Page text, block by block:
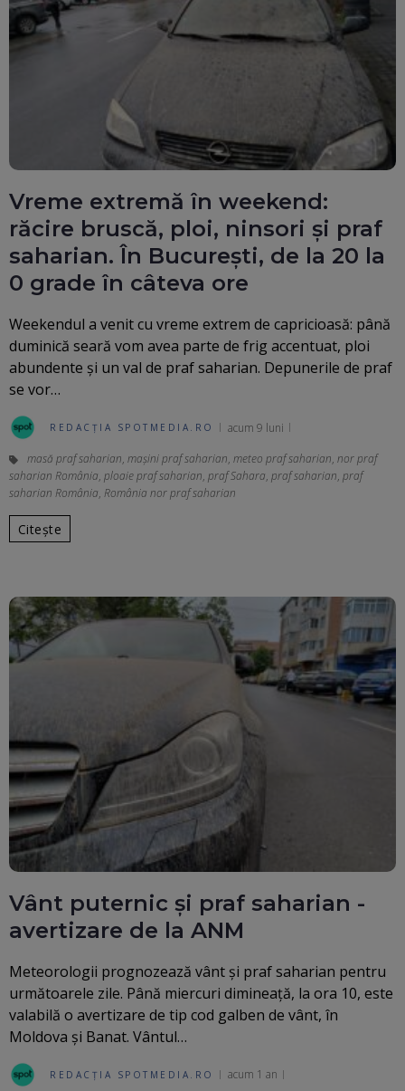
Vreme extremă în weekend:
răcire bruscă, ploi, ninsori și praf
saharian. În București, de la 20 la
0 grade în câteva ore
Weekendul a venit cu vreme extrem de capricioasă: până
duminică seară vom avea parte de frig accentuat, ploi
abundente și un val de praf saharian. Depunerile de praf
se vor…
REDACȚIA SPOTMEDIA.RO acum 9 luni
masă praf saharian, mașini praf saharian, meteo praf saharian, nor praf
saharian România, ploaie praf saharian, praf Sahara, praf saharian, praf
saharian România, România nor praf saharian
Citește
Vânt puternic și praf saharian -
avertizare de la ANM
Meteorologii prognozează vânt şi praf saharian pentru
următoarele zile. Până miercuri dimineaţă, la ora 10, este
valabilă o avertizare de tip cod galben de vânt, în
Moldova şi Banat. Vântul…
REDACȚIA SPOTMEDIA.RO acum 1 an